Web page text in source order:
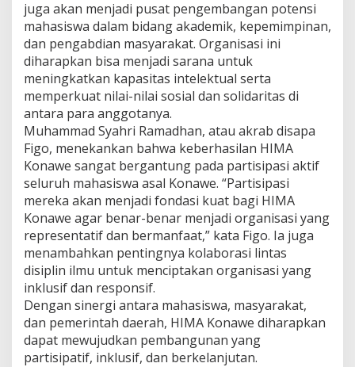
juga akan menjadi pusat pengembangan potensi
mahasiswa dalam bidang akademik, kepemimpinan,
dan pengabdian masyarakat. Organisasi ini
diharapkan bisa menjadi sarana untuk
meningkatkan kapasitas intelektual serta
memperkuat nilai-nilai sosial dan solidaritas di
antara para anggotanya.
Muhammad Syahri Ramadhan, atau akrab disapa
Figo, menekankan bahwa keberhasilan HIMA
Konawe sangat bergantung pada partisipasi aktif
seluruh mahasiswa asal Konawe. “Partisipasi
mereka akan menjadi fondasi kuat bagi HIMA
Konawe agar benar-benar menjadi organisasi yang
representatif dan bermanfaat,” kata Figo. Ia juga
menambahkan pentingnya kolaborasi lintas
disiplin ilmu untuk menciptakan organisasi yang
inklusif dan responsif.
Dengan sinergi antara mahasiswa, masyarakat,
dan pemerintah daerah, HIMA Konawe diharapkan
dapat mewujudkan pembangunan yang
partisipatif, inklusif, dan berkelanjutan.